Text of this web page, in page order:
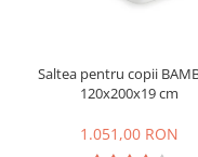
Saltea pentru copii
120x200x19 cm
1.051,00 RON